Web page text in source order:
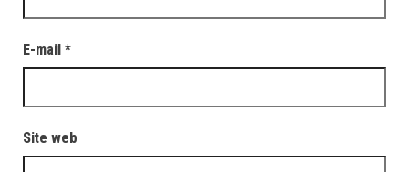
E-mail *
Site web